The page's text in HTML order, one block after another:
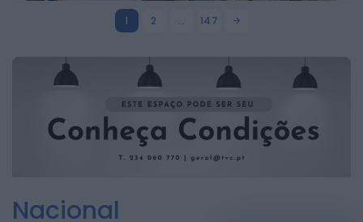
5 DE AGOSTO, 2026
BEIRA INTERIOR BELMONTE
CASTELO BRANCO
FUNDÃO GUARDA
Laboratório da ULS da Guarda
reforça vigilância da qualidade
das águas na época balnear
1 2 … 147
Nacional